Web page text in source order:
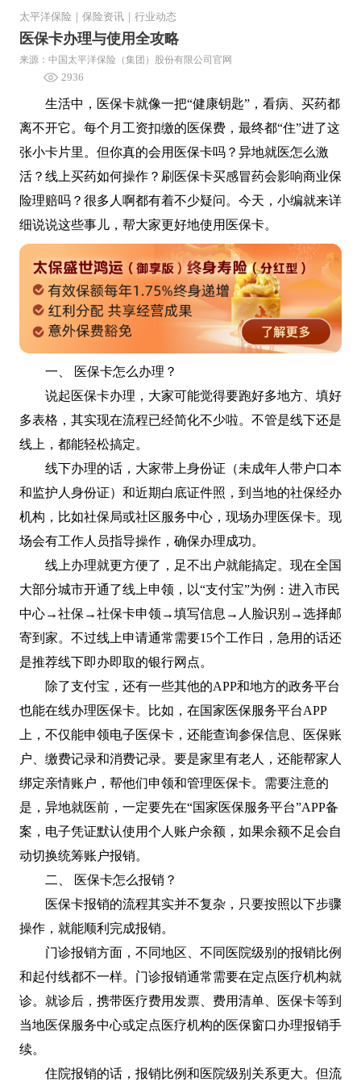
太平洋保险 保险资讯 行业动态
医保卡办理与使用全攻略
来源：中国太平洋保险（集团）股份有限公司官网
2936
生活中，医保卡就像一把“健康钥匙”，看病、买药都
离不开它。每个月工资扣缴的医保费，最终都“住”进了这
张小卡片里。但你真的会用医保卡吗？异地就医怎么激
活？线上买药如何操作？刷医保卡买感冒药会影响商业保
险理赔吗？很多人啊都有着不少疑问。今天，小编就来详
细说说这些事儿，帮大家更好地使用医保卡。
一、 医保卡怎么办理？
说起医保卡办理，大家可能觉得要跑好多地方、填好
多表格，其实现在流程已经简化不少啦。不管是线下还是
线上，都能轻松搞定。
线下办理的话，大家带上身份证（未成年人带户口本
和监护人身份证）和近期白底证件照，到当地的社保经办
机构，比如社保局或社区服务中心，现场办理医保卡。现
场会有工作人员指导操作，确保办理成功。
线上办理就更方便了，足不出户就能搞定。现在全国
大部分城市开通了线上申领，以“支付宝”为例：进入市民
中心→社保→社保卡申领→填写信息→人脸识别→选择邮
寄到家。不过线上申请通常需要15个工作日，急用的话还
是推荐线下即办即取的银行网点。
除了支付宝，还有一些其他的APP和地方的政务平台
也能在线办理医保卡。比如，在国家医保服务平台APP
上，不仅能申领电子医保卡，还能查询参保信息、医保账
户、缴费记录和消费记录。要是家里有老人，还能帮家人
绑定亲情账户，帮他们申领和管理医保卡。需要注意的
是，异地就医前，一定要先在“国家医保服务平台”APP备
案，电子凭证默认使用个人账户余额，如果余额不足会自
动切换统筹账户报销。
二、 医保卡怎么报销？
医保卡报销的流程其实并不复杂，只要按照以下步骤
操作，就能顺利完成报销。
门诊报销方面，不同地区、不同医院级别的报销比例
和起付线都不一样。门诊报销通常需要在定点医疗机构就
诊。就诊后，携带医疗费用发票、费用清单、医保卡等到
当地医保服务中心或定点医疗机构的医保窗口办理报销手
续。
住院报销的话，报销比例和医院级别关系更大。但流